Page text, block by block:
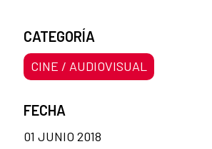
CATEGORÍA
CINE / AUDIOVISUAL
FECHA
01 JUNIO 2018